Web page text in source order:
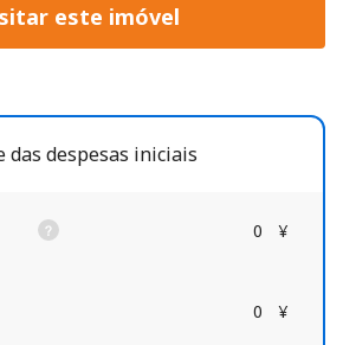
este imóvel
das despesas iniciais
0 ¥
0 ¥